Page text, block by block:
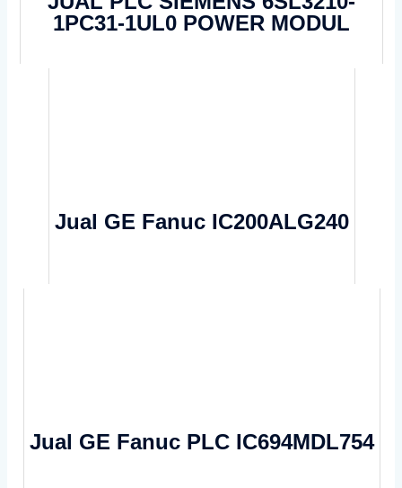
1PC31-1UL0 POWER MODUL
Jual GE Fanuc IC200ALG240
Jual GE Fanuc PLC IC694MDL754